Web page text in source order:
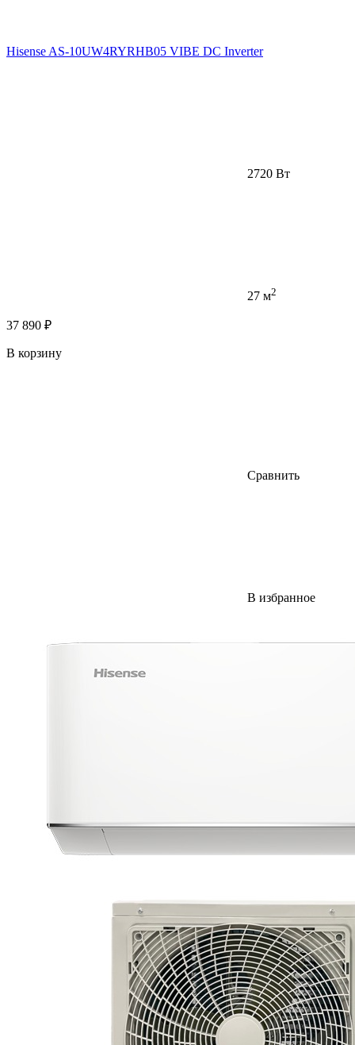
Hisense AS-10UW4RYRHB05 VIBE DC Inverter
2720 Вт
27 м2
37 890 ₽
В корзину
Сравнить
В избранное